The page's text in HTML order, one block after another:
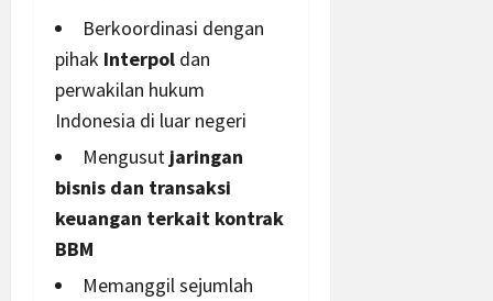
Berkoordinasi dengan
pihak Interpol dan
perwakilan hukum
Indonesia di luar negeri
Mengusut jaringan
bisnis dan transaksi
keuangan terkait kontrak
BBM
Memanggil sejumlah